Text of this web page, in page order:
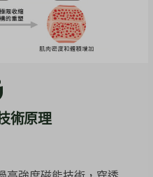
術原理